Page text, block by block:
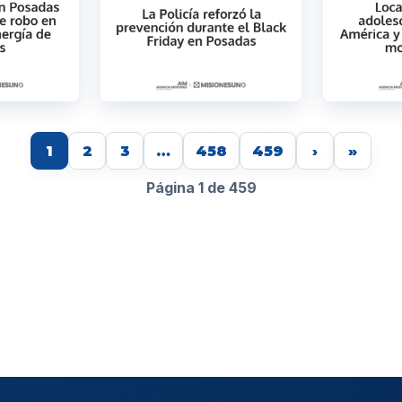
1 2 3 … 458 459 › »
Página 1 de 459